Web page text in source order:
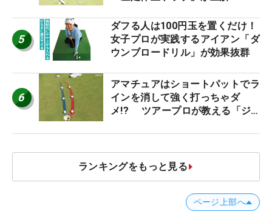
5
ダフる人は100円玉を置くだけ！
女子プロが実践するアイアン「ダ
ウンブロードリル」が効果抜群
6
アマチュアはショートパットでラ
インを消して強く打っちゃダ
メ!? ツアープロが教える「ジ
減するワケ
ランキングをもっと見る
ページ上部へ